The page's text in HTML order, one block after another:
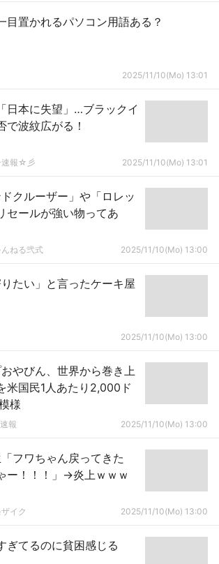
目置かれるパソコン用語ある？
2025/11/10(Mo) 13:01
日本に失望」…ブラックイ
で波紋広がる！
速報☆彡 2025/11/10(Mo) 13:01
ドクルーザー」や「ロレッ
セールが強い物ってあ
ねる弐式 2025/11/10(Mo) 13:00
りたい」と言ったケーキ屋
2025/11/10(Mo) 13:00
おやびん、世界から巻き上
米国民1人あたり2,000ド
様
報 2025/11/10(Mo) 13:00
「フワちゃん戻ってきた
ー！！！」→炎上ｗｗｗ
イク 2025/11/10(Mo) 13:00
ぎてるのに貧困感じる